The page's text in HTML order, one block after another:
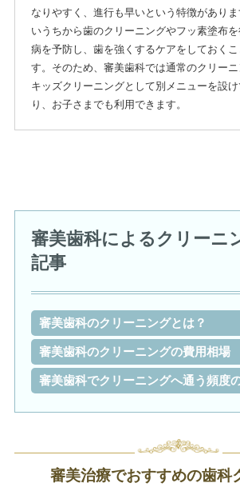
なりやすく、進行も早いという特徴があり
いうちから歯のクリーニングやフッ素塗布
病を予防し、歯を強くするケアをしておく
す。そのため、審美歯科では通常のクリーニ
キッズクリーニングとして別メニューを設
り、お子さまでも利用できます。
審美歯科によるクリーニ
記事
審美歯科のクリーニングとは？
審美歯科のクリーニングの費用相場
審美歯科でクリーニングへ通う頻度
審美治療でおすすめの歯科